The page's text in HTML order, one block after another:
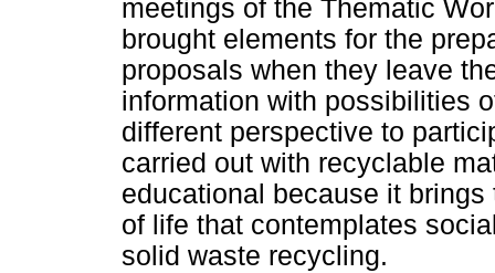
meetings of the Thematic
brought elements for the
proposals when they leave
information with possibilities
different perspective to
carried out with recyclable
educational because it
of life that contemplates
solid waste recycling.